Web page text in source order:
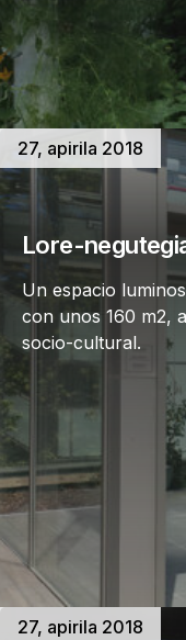
27, apirila 2018
Lore-
Un espacio
con unos 160 m2,
socio-cultural.
27, apirila 2018